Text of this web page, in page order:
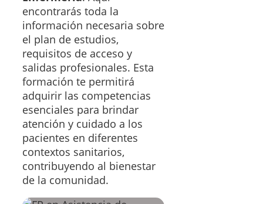
encontrarás toda la
información necesaria sobre
el plan de estudios,
requisitos de acceso y
salidas profesionales. Esta
formación te permitirá
adquirir las competencias
esenciales para brindar
atención y cuidado a los
pacientes en diferentes
contextos sanitarios,
contribuyendo al bienestar
de la comunidad.